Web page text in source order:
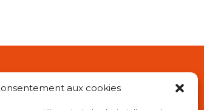
aux cookies